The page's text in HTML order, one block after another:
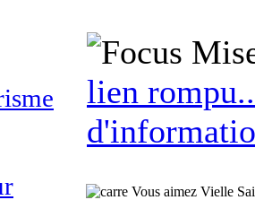
lien
Vous aimez Vielle